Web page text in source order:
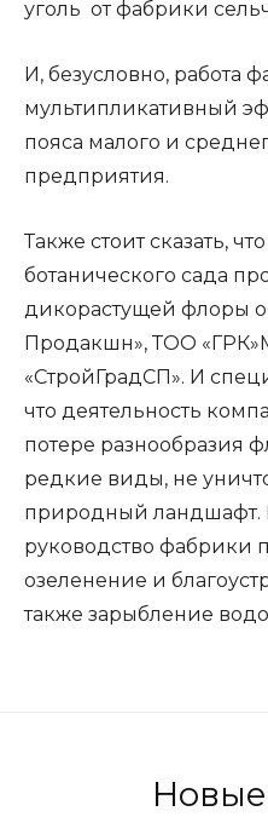
уголь от фабрики
И, безусловно, работа
мультипликативный
пояса малого и
предприятия.
Также стоит сказать,
ботанического сада
дикорастущей флоры
Продакшн», ТОО
«СтройГрадСП». И
что деятельность
потере разнообразия
редкие виды, не
природный ландшафт.
руководство фабрики
озеленение и
также зарыбление
Новые